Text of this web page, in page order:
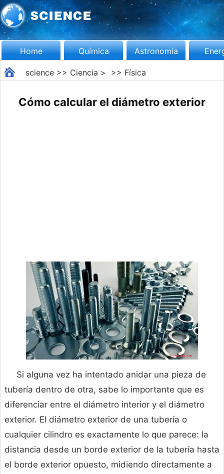
Home Química Astronomía
science>> Ciencia > >> Física
Cómo calcular el diámetro exterior
Si alguna vez ha intentado anidar una pieza de
tubería dentro de otra, sabe lo importante que es
diferenciar entre el diámetro interior y el diámetro
exterior. El diámetro exterior de una tubería o
cualquier cilindro es exactamente lo que parece: la
distancia desde un borde exterior de la tubería hasta
el borde exterior opuesto, midiendo directamente a